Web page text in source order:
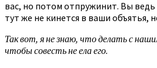
вас, но потом отпружинит. Вы
тут же не кинется в ваши
Так вот, я не знаю, что делать с
чтобы совесть не ела его.